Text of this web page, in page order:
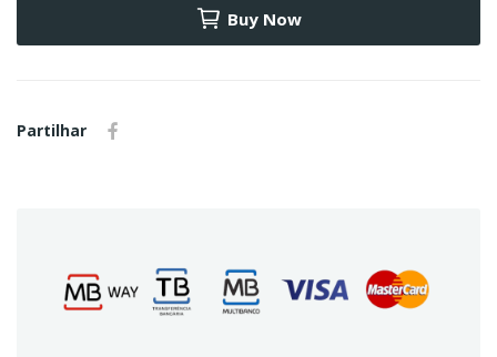
Buy Now
Partilhar